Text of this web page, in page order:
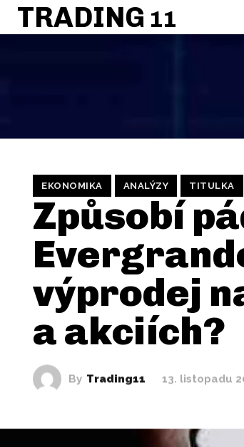
TRADING 11
EKONOMIKA ANALÝZY TITULKA
Způsobí
výprodej
a akciích?
By Trading11 13. listopadu